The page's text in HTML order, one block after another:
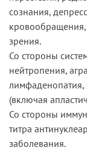
сознания,
кровообращения,
зрения.
Со стороны
нейтропения,
(включая
Со стороны
титра
заболевания.